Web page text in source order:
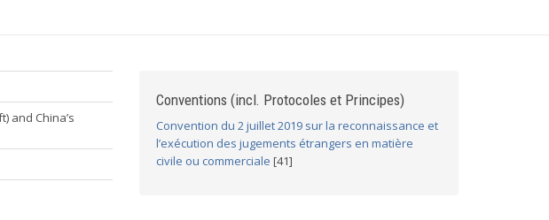
and China’s
Conventions (incl. Protocoles et Principes)
Convention du 2 juillet 2019 sur la reconnaissance et
l’exécution des jugements étrangers en matière
civile ou commerciale [41]